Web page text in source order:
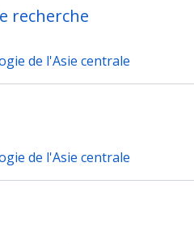
recherche
de l'Asie centrale
de l'Asie centrale